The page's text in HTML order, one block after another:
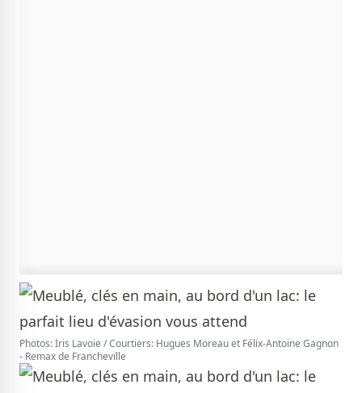
Photos: Iris Lavoie / Courtiers: Hugues Moreau et Félix-Antoine Gagnon
- Remax de Francheville